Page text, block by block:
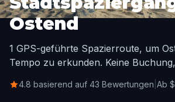
Ostend
1 GPS-geführte Spazierroute, um
Tempo zu erkunden. Keine
4.8 basierend auf 43 Bewertungen Ab